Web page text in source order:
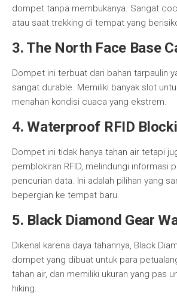
dompet tanpa membukanya. Sangat
atau saat trekking di tempat yang
3. The North Face Base
Dompet ini terbuat dari bahan tarpaulin
sangat durable. Memiliki banyak slot
menahan kondisi cuaca yang ekstrem.
4.Waterproof RFID
Dompet ini tidak hanya tahan air tetapi
pemblokiran RFID, melindungi informasi
pencurian data. Ini adalah pilihan yang
bepergian ke tempat baru.
5. Black Diamond Gear
Dikenal karena daya tahannya, Black
dompet yang dibuat untuk para
tahan air, dan memiliki ukuran yang pas
hiking.